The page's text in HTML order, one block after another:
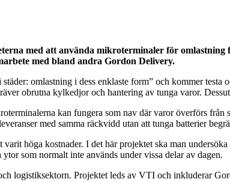
med att använda mikroterminaler för
med bland andra Gordon Delivery.
omlastning i dess enklaste form” och kommer
obrutna kylkedjor och hantering av tunga varor.
kan fungera som nav där varor överförs
med samma räckvidd utan att tunga batterier
höga kostnader. I det här projektet ska man
som normalt inte används under vissa delar av dagen.
logistiksektorn. Projektet leds av VTI och inkluderar